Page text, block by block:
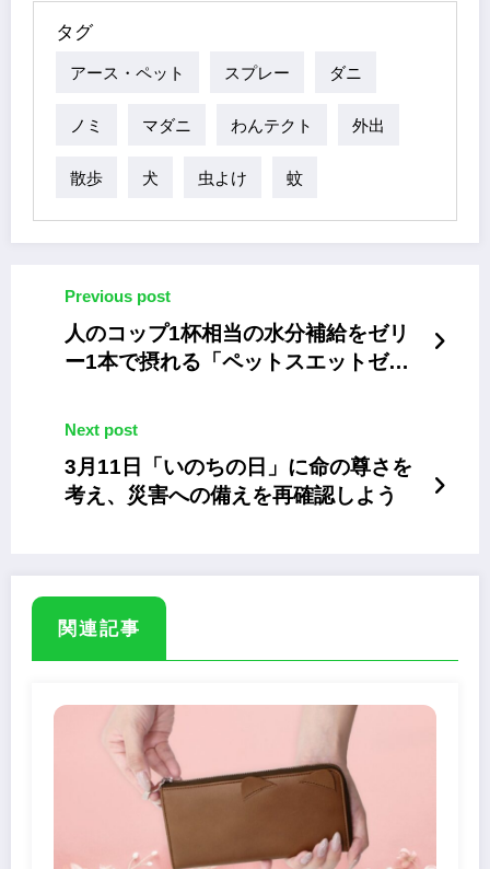
タグ
アース・ペット スプレー ダニ
ノミ マダニ わんテクト 外出
散歩 犬 虫よけ 蚊
Previous post
人のコップ1杯相当の水分補給をゼリ
ー1本で摂れる「ペットスエットゼリ
Next post
3月11日「いのちの日」に命の尊さを
考え、災害への備えを再確認しよう
関連記事